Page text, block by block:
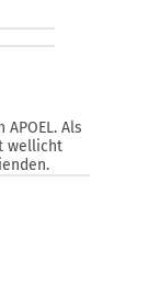
Als
wellicht